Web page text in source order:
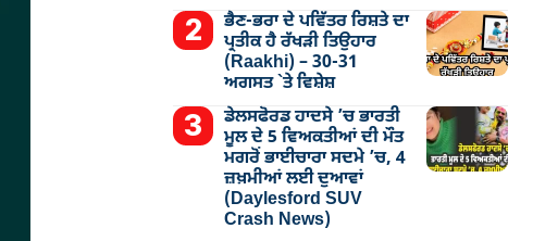
ਭੈਣ-ਭਰਾ ਦੇ ਪਵਿੱਤਰ ਰਿਸ਼ਤੇ ਦਾ
ਪ੍ਰਤੀਕ ਹੈ ਰੱਖੜੀ ਤਿਉਹਾਰ
(Raakhi) – 30-31
ਅਗਸਤ `ਤੇ ਵਿਸ਼ੇਸ਼
ਡੇਲਸਫੋਰਡ ਹਾਦਸੇ ’ਚ ਭਾਰਤੀ
ਮੂਲ ਦੇ 5 ਵਿਅਕਤੀਆਂ ਦੀ ਮੌਤ
ਮਗਰੋਂ ਭਾਈਚਾਰਾ ਸਦਮੇ ’ਚ, 4
ਜ਼ਖ਼ਮੀਆਂ ਲਈ ਦੁਆਵਾਂ
(Daylesford SUV
Crash News)